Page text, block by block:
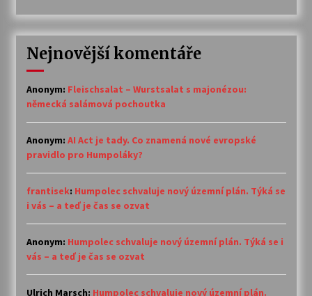
Nejnovější komentáře
Anonym: Fleischsalat – Wurstsalat s majonézou:
německá salámová pochoutka
Anonym: AI Act je tady. Co znamená nové evropské
pravidlo pro Humpoláky?
frantisek: Humpolec schvaluje nový územní plán. Týká se
i vás – a teď je čas se ozvat
Anonym: Humpolec schvaluje nový územní plán. Týká se i
vás – a teď je čas se ozvat
Ulrich Marsch: Humpolec schvaluje nový územní plán.